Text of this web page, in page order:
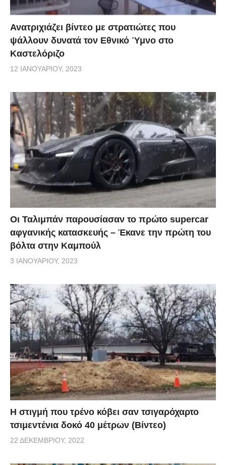
Ανατριχιάζει βίντεο με στρατιώτες που
ψάλλουν δυνατά τον Εθνικό Ύμνο στο
Καστελόριζο
12 ΙΑΝΟΥΑΡΊΟΥ, 2023
Οι Ταλιμπάν παρουσίασαν το πρώτο supercar
αφγανικής κατασκευής – Έκανε την πρώτη του
βόλτα στην Καμπούλ
3 ΙΑΝΟΥΑΡΊΟΥ, 2023
H στιγμή που τρένο κόβει σαν τσιγαρόχαρτο
τσιμεντένια δοκό 40 μέτρων (Βίντεο)
22 ΔΕΚΕΜΒΡΊΟΥ, 2022